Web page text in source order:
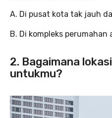
A. Di pusat kota tak jauh
B. Di kompleks perumahan
2. Bagaimana
untukmu?